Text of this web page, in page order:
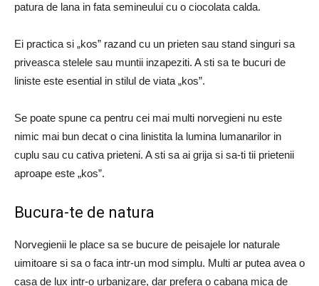
patura de lana in fata semineului cu o ciocolata calda.
Ei practica si „kos” razand cu un prieten sau stand singuri sa
priveasca stelele sau muntii inzapeziti. A sti sa te bucuri de
liniste este esential in stilul de viata „kos”.
Se poate spune ca pentru cei mai multi norvegieni nu este
nimic mai bun decat o cina linistita la lumina lumanarilor in
cuplu sau cu cativa prieteni. A sti sa ai grija si sa-ti tii prietenii
aproape este „kos”.
Bucura-te de natura
Norvegienii le place sa se bucure de peisajele lor naturale
uimitoare si sa o faca intr-un mod simplu. Multi ar putea avea o
casa de lux intr-o urbanizare, dar prefera o cabana mica de